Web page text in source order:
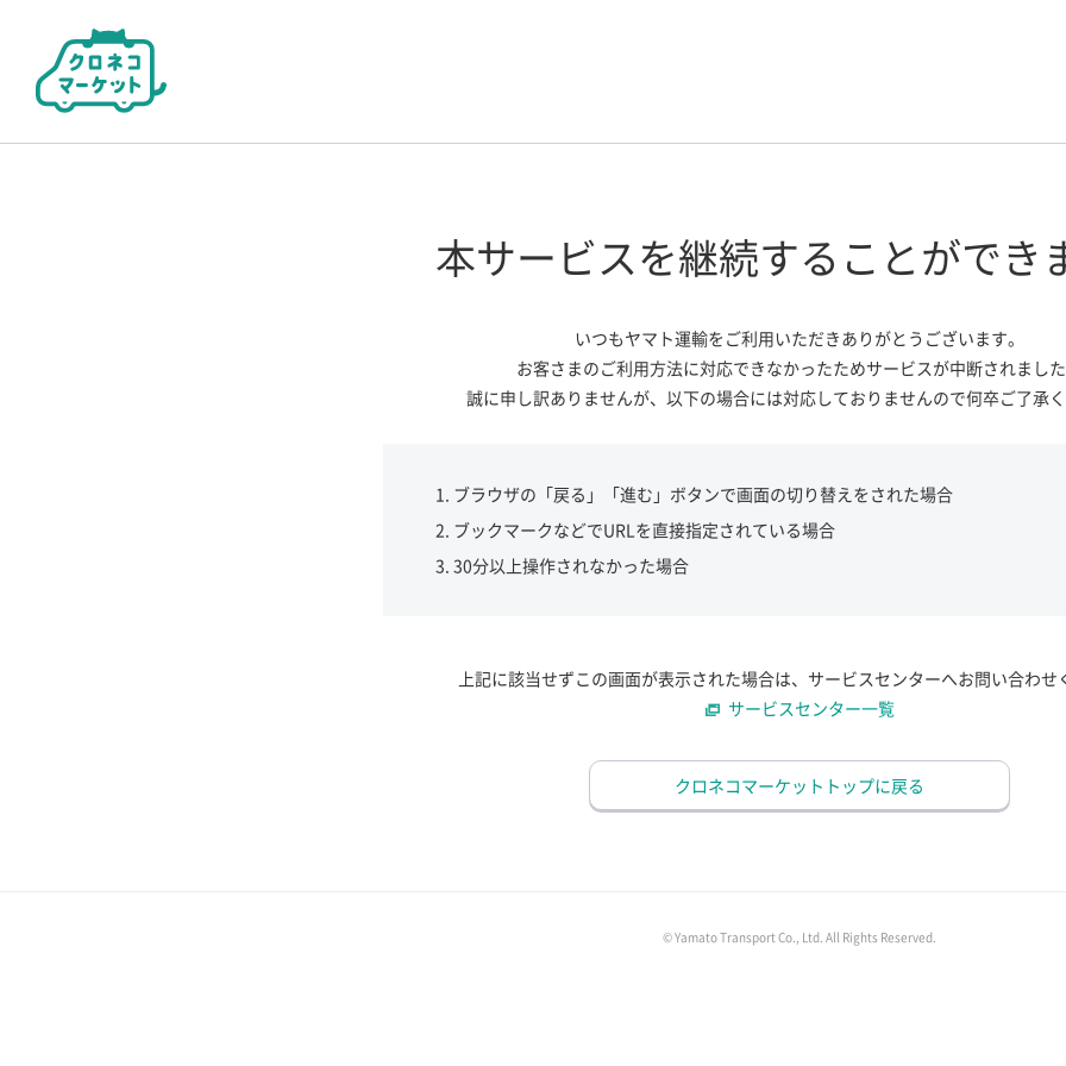
本サービスを継続する ことができ
いつもヤマト運輸をご利用いただきありがとうございます。
お客さまのご利用方法に対応できなかったためサービスが中断されました
誠に申し訳ありませんが、 以下の場合には対応しておりませんので何卒ご了承く
ブラウザの「戻る」「進む」ボタンで画面の切り替えをされた場合
ブックマークなどでURLを直接指定されている場合
30分以上操作されなかった場合
上記に該当せずこの画面が表示された場合は、サービスセンターへお問い合わせ
サービスセンター一覧
クロネコマーケットトップに戻る
© Yamato Transport Co., Ltd. All Rights Reserved.